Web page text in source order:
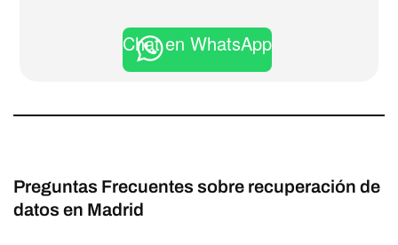
Chat en WhatsApp
Preguntas Frecuentes sobre recuperación de
datos en Madrid